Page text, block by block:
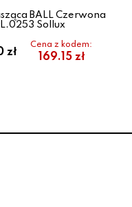
BALL Czerwona
Sollux
zł
Cena z kodem:
169.15 zł